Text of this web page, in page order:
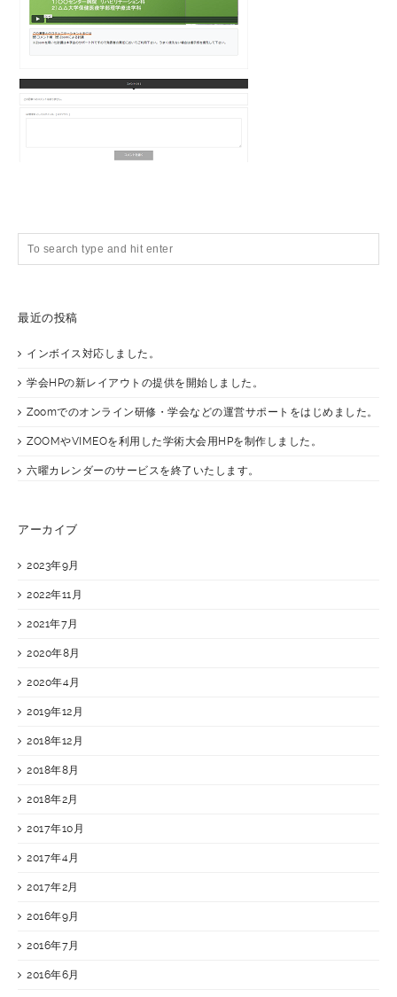
最近の投稿
インボイス対応しました。
学会HPの新レイアウトの提供を開始しました。
Zoomでのオンライン研修・学会などの運営サポートをはじめました。
ZOOMやVIMEOを利用した学術大会用HPを制作しました。
六曜カレンダーのサービスを終了いたします。
アーカイブ
2023年9月
2022年11月
2021年7月
2020年8月
2020年4月
2019年12月
2018年12月
2018年8月
2018年2月
2017年10月
2017年4月
2017年2月
2016年9月
2016年7月
2016年6月